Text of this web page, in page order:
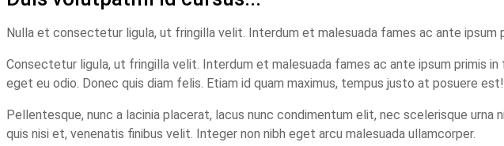
Nulla et consectetur ligula, ut fringilla velit. Interdum et malesuada fames ac ante ipsum
Consectetur ligula, ut fringilla velit. Interdum et malesuada fames ac ante ipsum primis
eget eu odio. Donec quis diam felis. Etiam id quam maximus, tempus justo at posuere est!
Pellentesque, nunc a lacinia placerat, lacus nunc condimentum elit, nec scelerisque
quis nisi et, venenatis finibus velit. Integer non nibh eget arcu malesuada ullamcorper.